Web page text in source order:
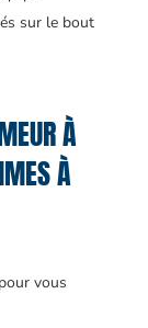
sur le bout
À
À
vous